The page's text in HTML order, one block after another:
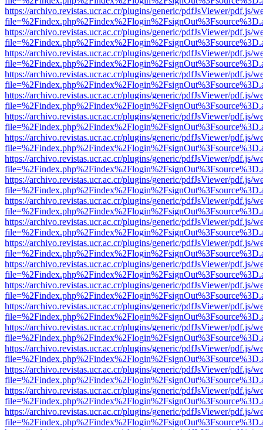
https://archivo.revistas.ucr.ac.cr/plugins/generic/pdfJsViewer/pdf.js/
https://archivo.revistas.ucr.ac.cr/plugins/generic/pdfJsViewer/pdf.js/
https://archivo.revistas.ucr.ac.cr/plugins/generic/pdfJsViewer/pdf.js/
https://archivo.revistas.ucr.ac.cr/plugins/generic/pdfJsViewer/pdf.js/
https://archivo.revistas.ucr.ac.cr/plugins/generic/pdfJsViewer/pdf.js/
https://archivo.revistas.ucr.ac.cr/plugins/generic/pdfJsViewer/pdf.js/
https://archivo.revistas.ucr.ac.cr/plugins/generic/pdfJsViewer/pdf.js/
https://archivo.revistas.ucr.ac.cr/plugins/generic/pdfJsViewer/pdf.js/
https://archivo.revistas.ucr.ac.cr/plugins/generic/pdfJsViewer/pdf.js/
https://archivo.revistas.ucr.ac.cr/plugins/generic/pdfJsViewer/pdf.js/
https://archivo.revistas.ucr.ac.cr/plugins/generic/pdfJsViewer/pdf.js/
https://archivo.revistas.ucr.ac.cr/plugins/generic/pdfJsViewer/pdf.js/
https://archivo.revistas.ucr.ac.cr/plugins/generic/pdfJsViewer/pdf.js/
https://archivo.revistas.ucr.ac.cr/plugins/generic/pdfJsViewer/pdf.js/
https://archivo.revistas.ucr.ac.cr/plugins/generic/pdfJsViewer/pdf.js/
https://archivo.revistas.ucr.ac.cr/plugins/generic/pdfJsViewer/pdf.js/
https://archivo.revistas.ucr.ac.cr/plugins/generic/pdfJsViewer/pdf.js/
https://archivo.revistas.ucr.ac.cr/plugins/generic/pdfJsViewer/pdf.js/
https://archivo.revistas.ucr.ac.cr/plugins/generic/pdfJsViewer/pdf.js/
https://archivo.revistas.ucr.ac.cr/plugins/generic/pdfJsViewer/pdf.js/